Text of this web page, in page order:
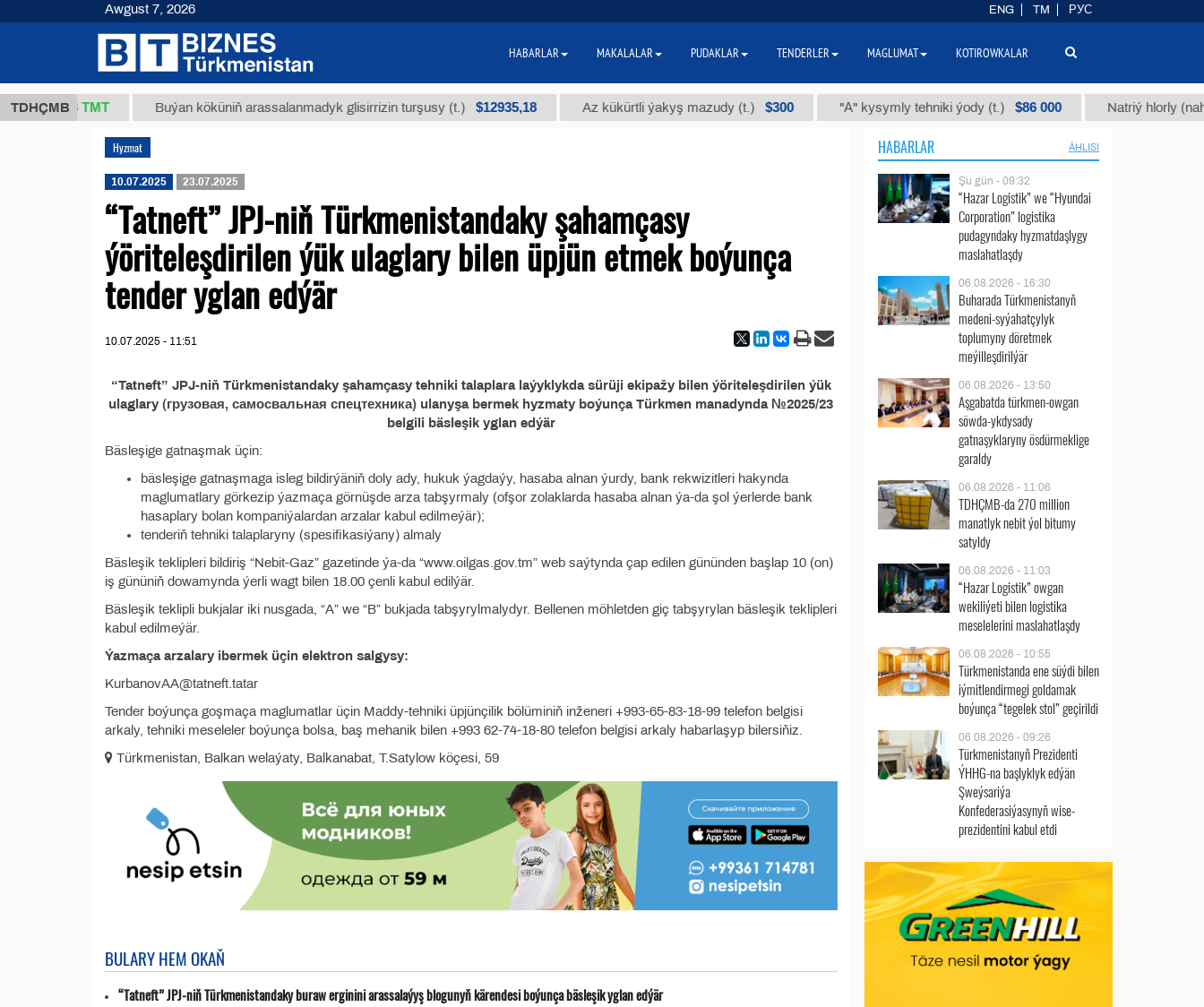
TDHÇMB
37,8 ТМТ Buýan köküniň arassalanmadyk glisirrizin turşusy (t.) $12935,18 Az kükürtli ýakyş mazudy (t.) $300 "А" kysymly tehniki ýody (t.) $86 000 Natriý hlorly (nahar
Hyzmat
10.07.2025 23.07.2025
“Tatneft” JPJ-niň Türkmenistandaky şahamçasy
ýöriteleşdirilen ýük ulaglary bilen üpjün etmek boýunça
tender yglan edýär
10.07.2025 - 11:51
“Tatneft” JPJ-niň Türkmenistandaky şahamçasy tehniki talaplara laýyklykda sürüji ekipažy bilen ýöriteleşdirilen ýük
ulaglary (грузовая, самосвальная спецтехника) ulanyşa bermek hyzmaty boýunça Türkmen manadynda №2025/23
belgili bäsleşik yglan edýär
Bäsleşige gatnaşmak üçin:
bäsleşige gatnaşmaga isleg bildirýäniň doly ady, hukuk ýagdaýy, hasaba alnan ýurdy, bank rekwizitleri hakynda
maglumatlary görkezip ýazmaça görnüşde arza tabşyrmaly (ofşor zolaklarda hasaba alnan ýa-da şol ýerlerde bank
hasaplary bolan kompaniýalardan arzalar kabul edilmeýär);
tenderiň tehniki talaplaryny (spesifikasiýany) almaly
Bäsleşik teklipleri bildiriş “Nebit-Gaz” gazetinde ýa-da “www.oilgas.gov.tm” web saýtynda çap edilen gününden başlap 10 (on)
iş gününiň dowamynda ýerli wagt bilen 18.00 çenli kabul edilýär.
Bäsleşik teklipli bukjalar iki nusgada, “A” we “B” bukjada tabşyrylmalydyr. Bellenen möhletden giç tabşyrylan bäsleşik teklipleri
kabul edilmeýär.
Ýazmaça arzalary ibermek üçin elektron salgysy:
KurbanovAA@tatneft.tatar
Tender boýunça goşmaça maglumatlar üçin Maddy-tehniki üpjünçilik bölüminiň inženeri +993-65-83-18-99 telefon belgisi
arkaly, tehniki meseleler boýunça bolsa, baş mehanik bilen +993 62-74-18-80 telefon belgisi arkaly habarlaşyp bilersiňiz.
Türkmenistan, Balkan welaýaty, Balkanabat, T.Satylow köçesi, 59
BULARY HEM OKAŇ
“Tatneft” JPJ-niň Türkmenistandaky buraw erginini arassalaýyş blogunyň kärendesi boýunça bäsleşik yglan edýär
HABARLAR ÄHLISI
Şu gün - 09:32
“Hazar Logistik” we “Hyundai
Corporation” logistika
pudagyndaky hyzmatdaşlygy
maslahatlaşdy
06.08.2026 - 16:30
Buharada Türkmenistanyň
medeni-syýahatçylyk
toplumyny döretmek
meýilleşdirilýär
06.08.2026 - 13:50
Aşgabatda türkmen-owgan
söwda-ykdysady
gatnaşyklaryny ösdürmeklige
garaldy
06.08.2026 - 11:06
TDHÇMB-da 270 million
manatlyk nebit ýol bitumy
satyldy
06.08.2026 - 11:03
“Hazar Logistik” owgan
wekiliýeti bilen logistika
meselelerini maslahatlaşdy
06.08.2026 - 10:55
Türkmenistanda ene süýdi bilen
iýmitlendirmegi goldamak
boýunça “tegelek stol” geçirildi
06.08.2026 - 09:26
Türkmenistanyň Prezidenti
ÝHHG-na başlyklyk edýän
Şweýsariýa
Konfederasiýasynyň wise-
prezidentini kabul etdi
Awgust 7, 2026 ENG TM РУС
HABARLAR MAKALALAR PUDAKLAR TENDERLER MAGLUMAT KOTIROWKALAR